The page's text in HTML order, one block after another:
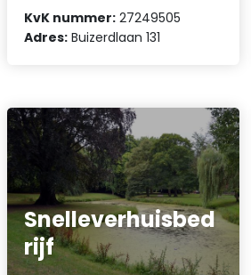
KvK nummer: 27249505
Adres: Buizerdlaan 131
Snelleverhuisbed
rijf